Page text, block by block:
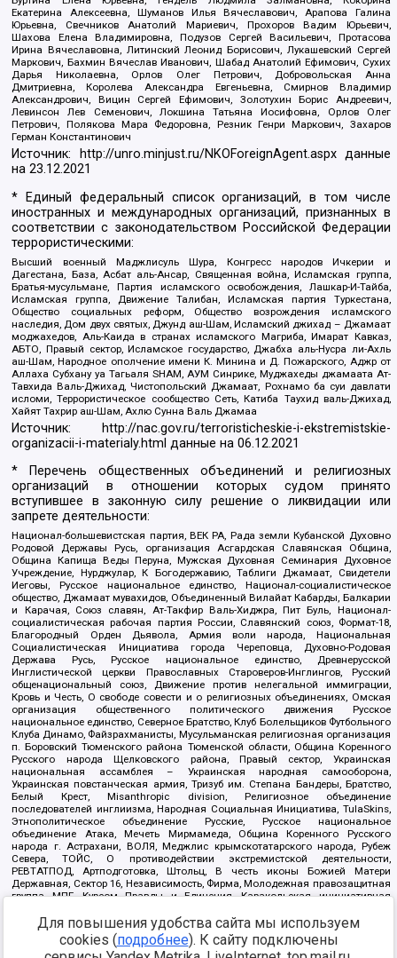
Екатерина Алексеевна, Шуманов Илья Вячеславович, Арапова Галина
Юрьевна, Свечников Анатолий Мариевич, Прохоров Вадим Юрьевич,
Шахова Елена Владимировна, Подузов Сергей Васильевич, Протасова
Ирина Вячеславовна, Литинский Леонид Борисович, Лукашевский Сергей
Маркович, Бахмин Вячеслав Иванович, Шабад Анатолий Ефимович, Сухих
Дарья Николаевна, Орлов Олег Петрович, Добровольская Анна
Дмитриевна, Королева Александра Евгеньевна, Смирнов Владимир
Александрович, Вицин Сергей Ефимович, Золотухин Борис Андреевич,
Левинсон Лев Семенович, Локшина Татьяна Иосифовна, Орлов Олег
Петрович, Полякова Мара Федоровна, Резник Генри Маркович, Захаров
Герман Константинович
Источник: http://unro.minjust.ru/NKOForeignAgent.aspxданные
на23.12.2021
* Единый федеральный список организаций, в том числе
иностранных и международных организаций, признанных в
соответствии с законодательством Российской Федерации
террористическими:
Высший военный Маджлисуль Шура, Конгресс народов Ичкерии и
Дагестана, База, Асбат аль-Ансар, Священная война, Исламская группа,
Братья-мусульмане, Партия исламского освобождения, Лашкар-И-Тайба,
Исламская группа, Движение Талибан, Исламская партия Туркестана,
Общество социальных реформ, Общество возрождения исламского
наследия, Дом двух святых, Джунд аш-Шам, Исламский джихад – Джамаат
моджахедов, Аль-Каида в странах исламского Магриба, Имарат Кавказ,
АБТО, Правый сектор, Исламское государство, Джабха аль-Нусра ли-Ахль
аш-Шам, Народное ополчение имени К. Минина и Д. Пожарского, Аджр от
Аллаха Субхану уа Тагьаля SHAM, АУМ Синрике, Муджахеды джамаата Ат-
Тавхида Валь-Джихад, Чистопольский Джамаат, Рохнамо ба суи давлати
исломи, Террористическое сообщество Сеть, Катиба Таухид валь-Джихад,
Хайят Тахрир аш-Шам, Ахлю Сунна Валь Джамаа
Источник:
http://nac.gov.ru/terroristicheskie-i-ekstremistskie-
organizacii-i-materialy.html данные на06.12.2021
* Перечень общественных объединений и религиозных
организаций в отношении которых судом принято
вступившее в законную силу решение о ликвидации или
запрете деятельности:
Национал-большевистская партия, ВЕК РА, Рада земли Кубанской Духовно
Родовой Державы Русь, организация Асгардская Славянская Община,
Община Капища Веды Перуна, Мужская Духовная Семинария Духовное
Учреждение, Нурджулар, К Богодержавию, Таблиги Джамаат, Свидетели
Иеговы, Русское национальное единство, Национал-социалистическое
общество, Джамаат мувахидов, Объединенный Вилайат Кабарды, Балкарии
и Карачая, Союз славян, Ат-Такфир Валь-Хиджра, Пит Буль, Национал-
социалистическая рабочая партия России, Славянский союз, Формат-18,
Благородный Орден Дьявола, Армия воли народа, Национальная
Социалистическая Инициатива города Череповца, Духовно-Родовая
Держава Русь, Русское национальное единство, Древнерусской
Инглистической церкви Православных Староверов-Инглингов, Русский
общенациональный союз, Движение против нелегальной иммиграции,
Кровь и Честь, О свободе совести и о религиозных объединениях, Омская
организация общественного политического движения Русское
национальное единство, Северное Братство, Клуб Болельщиков Футбольного
Клуба Динамо, Файзрахманисты, Мусульманская религиозная организация
п. Боровский Тюменского района Тюменской области, Община Коренного
Русского народа Щелковского района, Правый сектор, Украинская
национальная ассамблея – Украинская народная самооборона,
Украинская повстанческая армия, Тризуб им. Степана Бандеры, Братство,
Белый Крест, Misanthropic division, Религиозное объединение
последователей инглиизма, Народная Социальная Инициатива, TulaSkins,
Этнополитическое объединение Русские, Русское национальное
объединение Атака, Мечеть Мирмамеда, Община Коренного Русского
народа г. Астрахани, ВОЛЯ, Меджлис крымскотатарского народа, Рубеж
Севера, ТОЙС, О противодействии экстремистской деятельности,
РЕВТАТПОД, Артподготовка, Штольц, В честь иконы Божией Матери
Державная, Сектор 16, Независимость, Фирма, Молодежная правозащитная
группа МПГ, Курсом Правды и Единения, Каракольская инициативная
Благотворительный пансионат Ак Умут, Русская республика Русь,
Арестантское уголовное единство, Башкорт, Нация и свобода, W.H.С., Фалунь
Дафа, Иртыш Ultras, Русский Патриотический клуб-Новокузнецк/РПК,
Для повышения удобства сайта мы используем
cookies (подробнее). К сайту подключены